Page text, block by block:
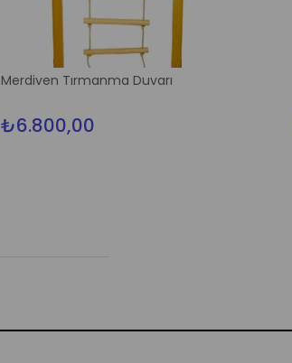
Merdiven Tırmanma Duvarı
₺6.800,00